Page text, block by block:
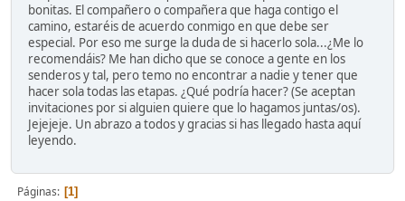
bonitas. El compañero o compañera que haga contigo el
camino, estaréis de acuerdo conmigo en que debe ser
especial. Por eso me surge la duda de si hacerlo sola...¿Me lo
recomendáis? Me han dicho que se conoce a gente en los
senderos y tal, pero temo no encontrar a nadie y tener que
hacer sola todas las etapas. ¿Qué podría hacer? (Se aceptan
invitaciones por si alguien quiere que lo hagamos juntas/os).
Jejejeje. Un abrazo a todos y gracias si has llegado hasta aquí
leyendo.
Páginas 1